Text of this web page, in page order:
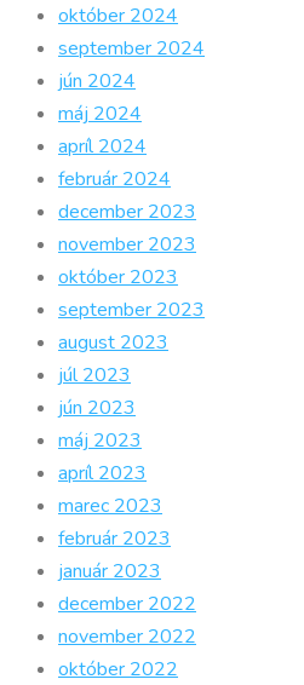
október 2024
september 2024
jún 2024
máj 2024
apríl 2024
február 2024
december 2023
november 2023
október 2023
september 2023
august 2023
júl 2023
jún 2023
máj 2023
apríl 2023
marec 2023
február 2023
január 2023
december 2022
november 2022
október 2022